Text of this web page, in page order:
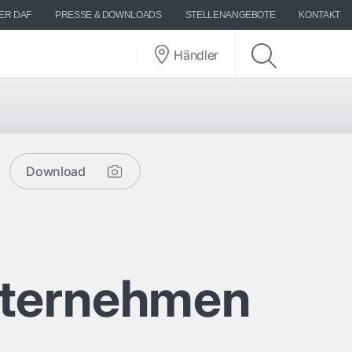
DAF PRESSE & DOWNLOADS STELLENANGEBOTE KONTAKT
Händler
Download